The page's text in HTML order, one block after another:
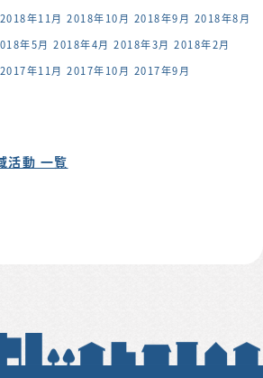
2018年11月 2018年10月 2018年9月 2018年8月
年5月 2018年4月 2018年3月 2018年2月
2017年11月 2017年10月 2017年9月
活動 一覧